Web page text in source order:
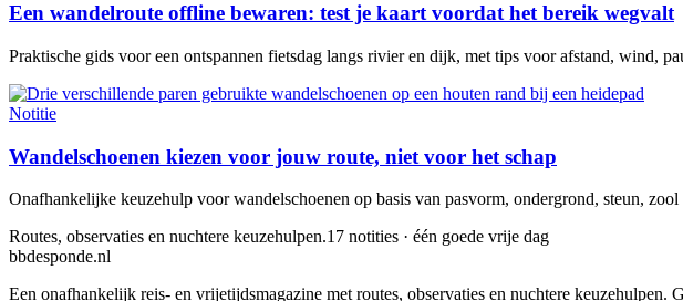
Een wandelroute offline bewaren: test je kaart voordat het bereik wegvalt
Praktische gids voor een ontspannen fietsdag langs rivier en dijk, met tips voor afstand, wind,
Notitie
Wandelschoenen kiezen voor jouw route, niet voor het schap
Onafhankelijke keuzehulp voor wandelschoenen op basis van pasvorm, ondergrond, steun,
Routes, observaties en nuchtere keuzehulpen.17 notities · één goede vrije dag
bbdesponde.nl
Een onafhankelijk reis- en vrijetijdsmagazine met routes, observaties en nuchtere keuzehulpen.